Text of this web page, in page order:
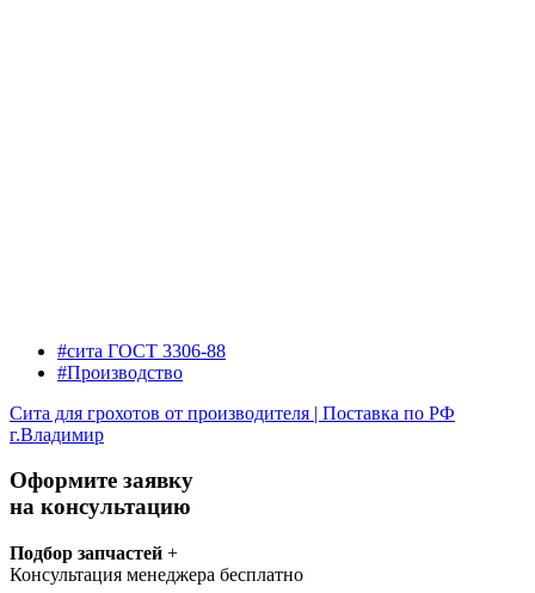
#сита ГОСТ 3306-88
#Производство
Сита для грохотов от производителя | Поставка по РФ
г.Владимир
Оформите заявку
на консультацию
Подбор запчастей +
Консультация менеджера бесплатно